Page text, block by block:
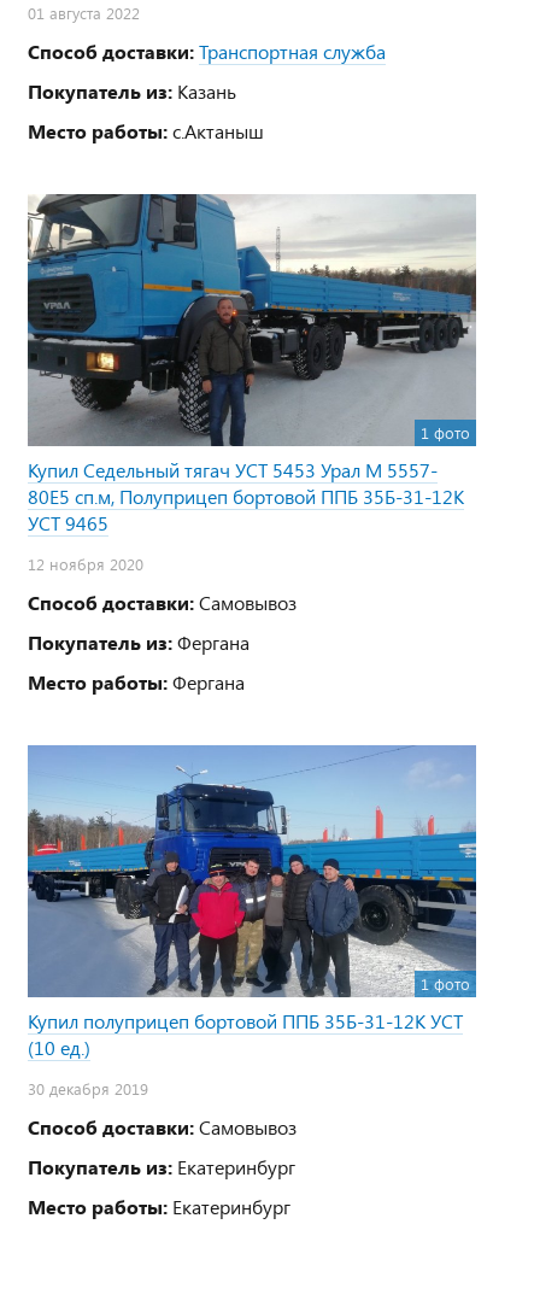
01 августа 2022
Способ доставки:Транспортная служба
Покупатель из: Казань
Место работы:с.Актаныш
1 фото
Купил Седельный тягач УСТ 5453 Урал М 5557-
80Е5 сп.м, Полуприцеп бортовой ППБ 35Б-31-12К
УСТ 9465
12 ноября 2020
Способ доставки:Самовывоз
Покупатель из:Фергана
Место работы:Фергана
1 фото
Купил полуприцеп бортовой ППБ 35Б-31-12К УСТ
(10 ед.)
30 декабря 2019
Способ доставки:Самовывоз
Покупатель из: Екатеринбург
Место работы: Екатеринбург